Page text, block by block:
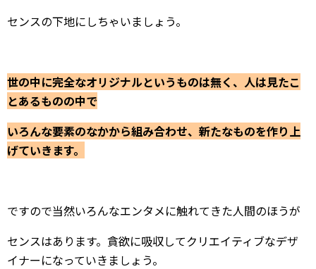
センスの下地にしちゃいましょう。
世の中に完全なオリジナルというものは無く、人は見たこ
とあるものの中で
いろんな要素のなかから組み合わせ、新たなものを作り上
げていきます。
ですので当然いろんなエンタメに触れてきた人間のほうが
センスはあります。貪欲に吸収してクリエイティブなデザ
イナーになっていきましょう。